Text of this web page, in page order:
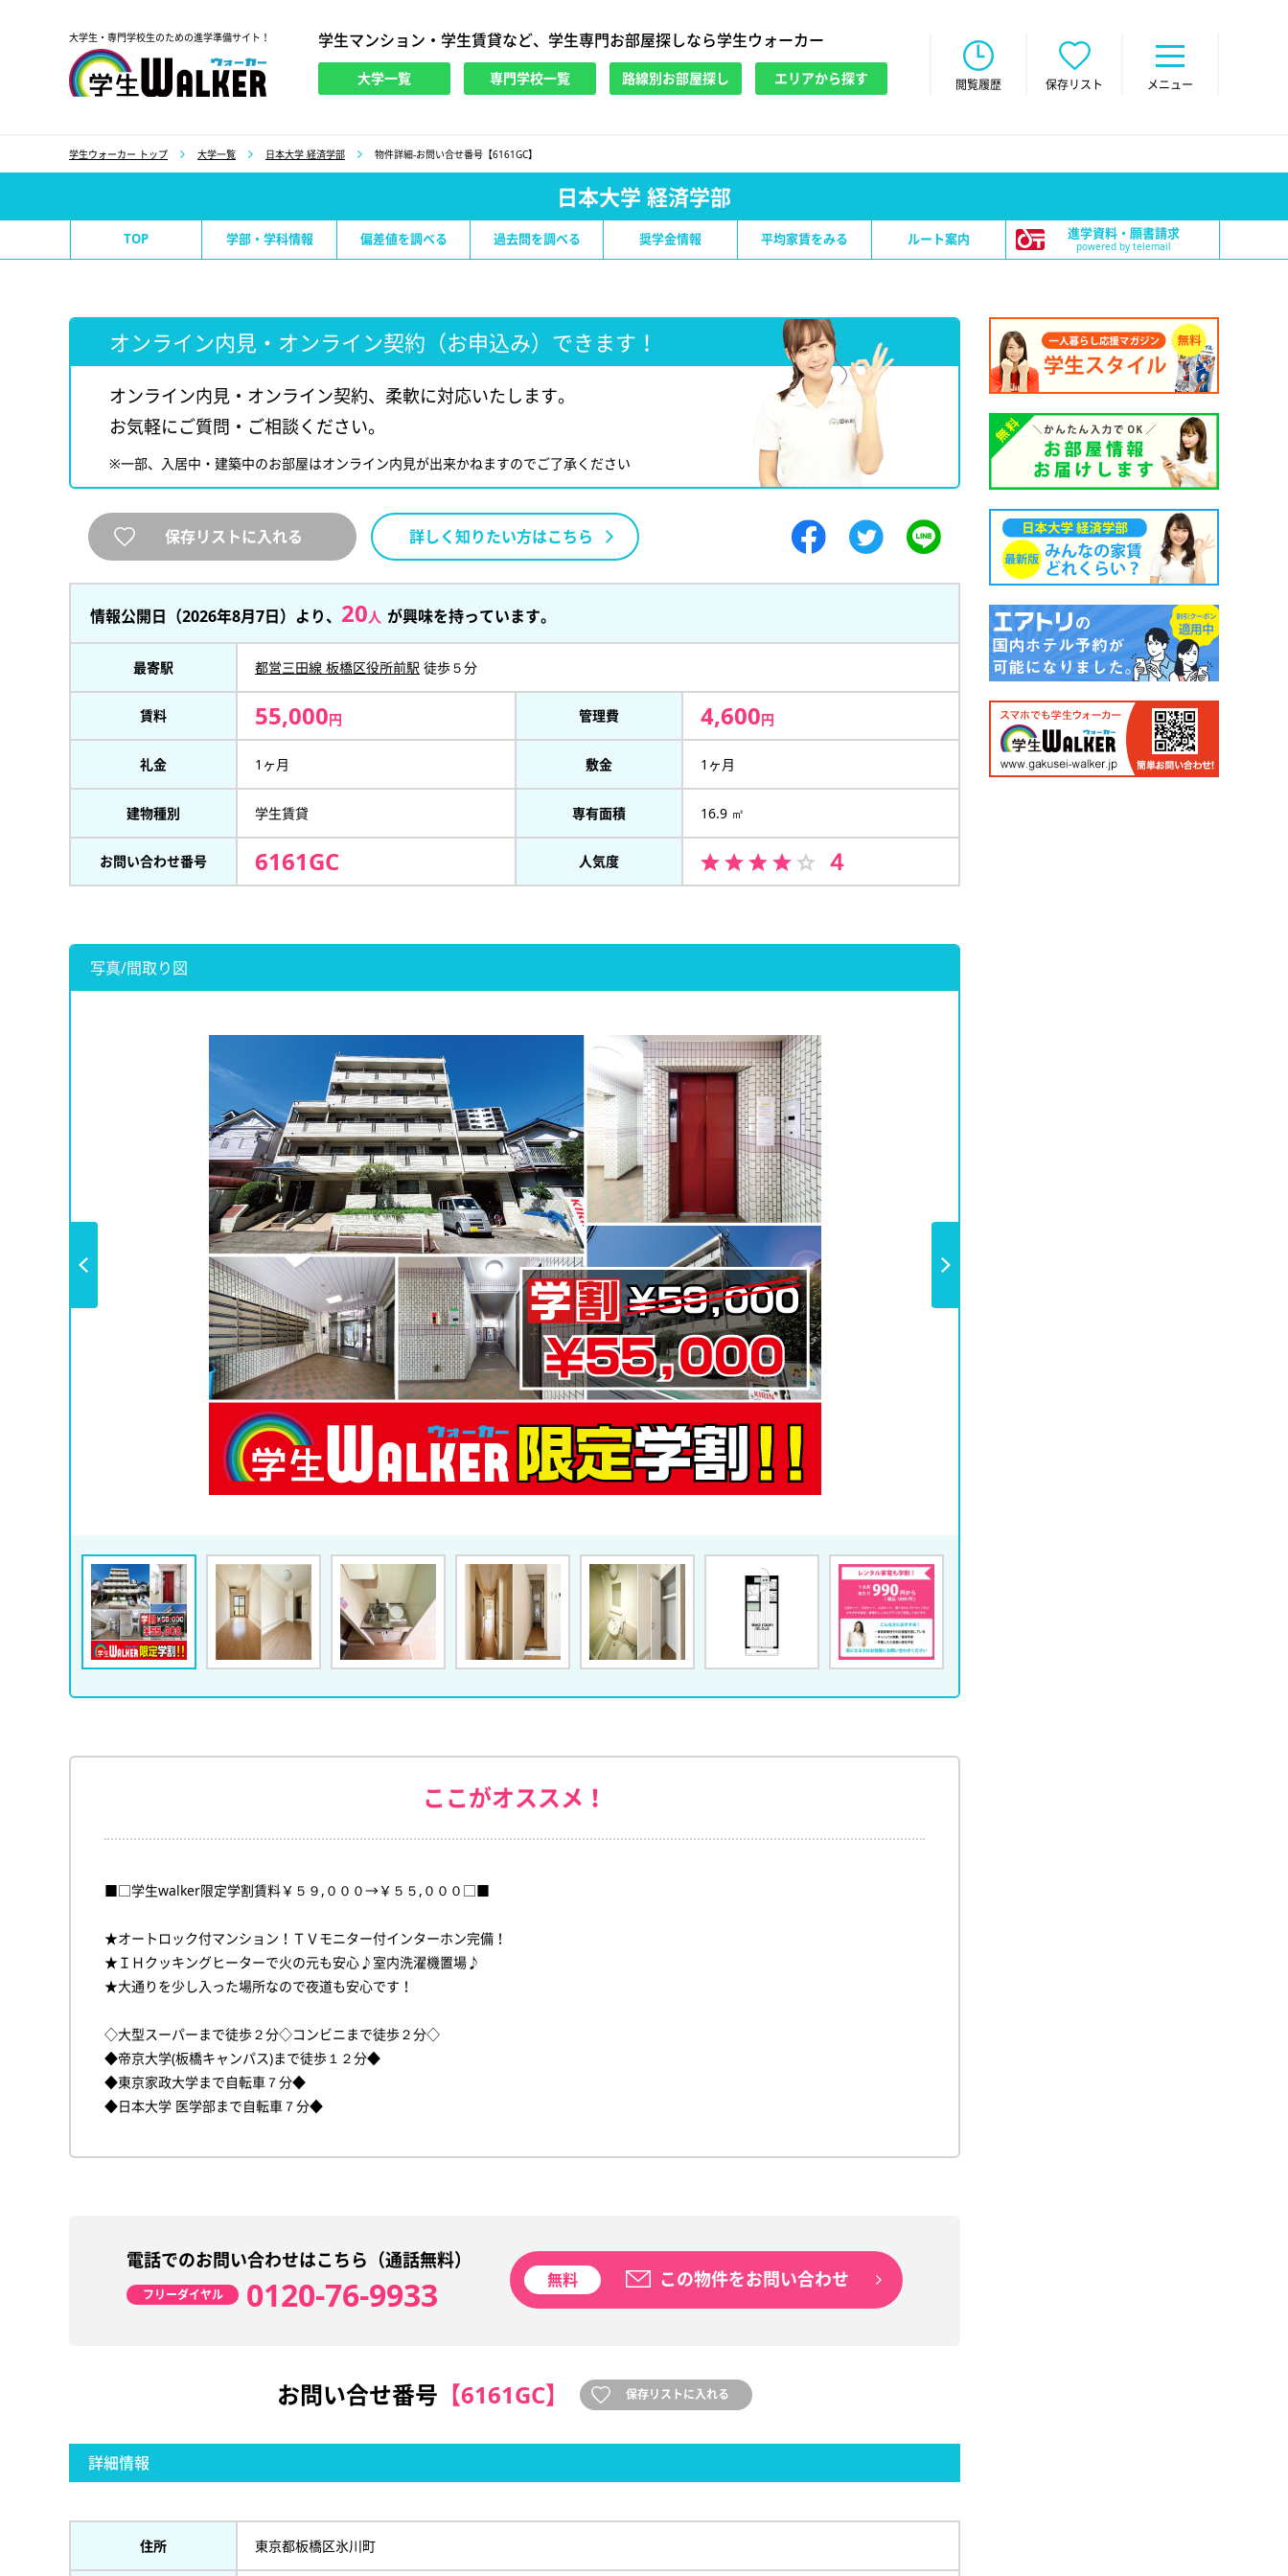
大学生・専門学校生のための進学準備サイト！ 学生マンション・学生賃貸など、学生専門お部屋探しなら学生ウォーカー
大学一覧 専門学校一覧 路線別お部屋探し エリアから探す 閲覧履歴 保存リスト メニュー
学生ウォーカー トップ 大学一覧 日本大学 経済学部 物件詳細-お問い合せ番号【6161GC】
日本大学 経済学部
TOP 学部・学科情報 偏差値を調べる 過去問を調べる 奨学金情報 平均家賃をみる ルート案内 進学資料・願書請求
powered by telemail
オンライン内見・オンライン契約（お申込み）できます！
オンライン内見・オンライン契約、柔軟に対応いたします。
お気軽にご質問・ご相談ください。
※一部、入居中・建築中のお部屋はオンライン内見が出来かねますのでご了承ください
保存リストに入れる 詳しく知りたい方はこちら
情報公開日（2026年8月7日）より、 20人 が興味を持っています。
最寄駅 都営三田線 板橋区役所前駅 徒歩５分
賃料 55,000円 管理費 4,600円
礼金 1ヶ月 敷金 1ヶ月
建物種別 学生賃貸 専有面積 16.9 ㎡
お問い合わせ番号 6161GC 人気度 ４
写真/間取り図
ここがオススメ！
■□学生walker限定学割賃料￥５９,０００→￥５５,０００□■
★オートロック付マンション！ＴＶモニター付インターホン完備！
★ＩＨクッキングヒーターで火の元も安心♪室内洗濯機置場♪
★大通りを少し入った場所なので夜道も安心です！
◇大型スーパーまで徒歩２分◇コンビニまで徒歩２分◇
◆帝京大学(板橋キャンパス)まで徒歩１２分◆
◆東京家政大学まで自転車７分◆
◆日本大学 医学部まで自転車７分◆
電話でのお問い合わせはこちら（通話無料）
フリーダイヤル 0120-76-9933 無料 この物件をお問い合わせ
お問い合せ番号 【6161GC】 保存リストに入れる
詳細情報
住所 東京都板橋区氷川町